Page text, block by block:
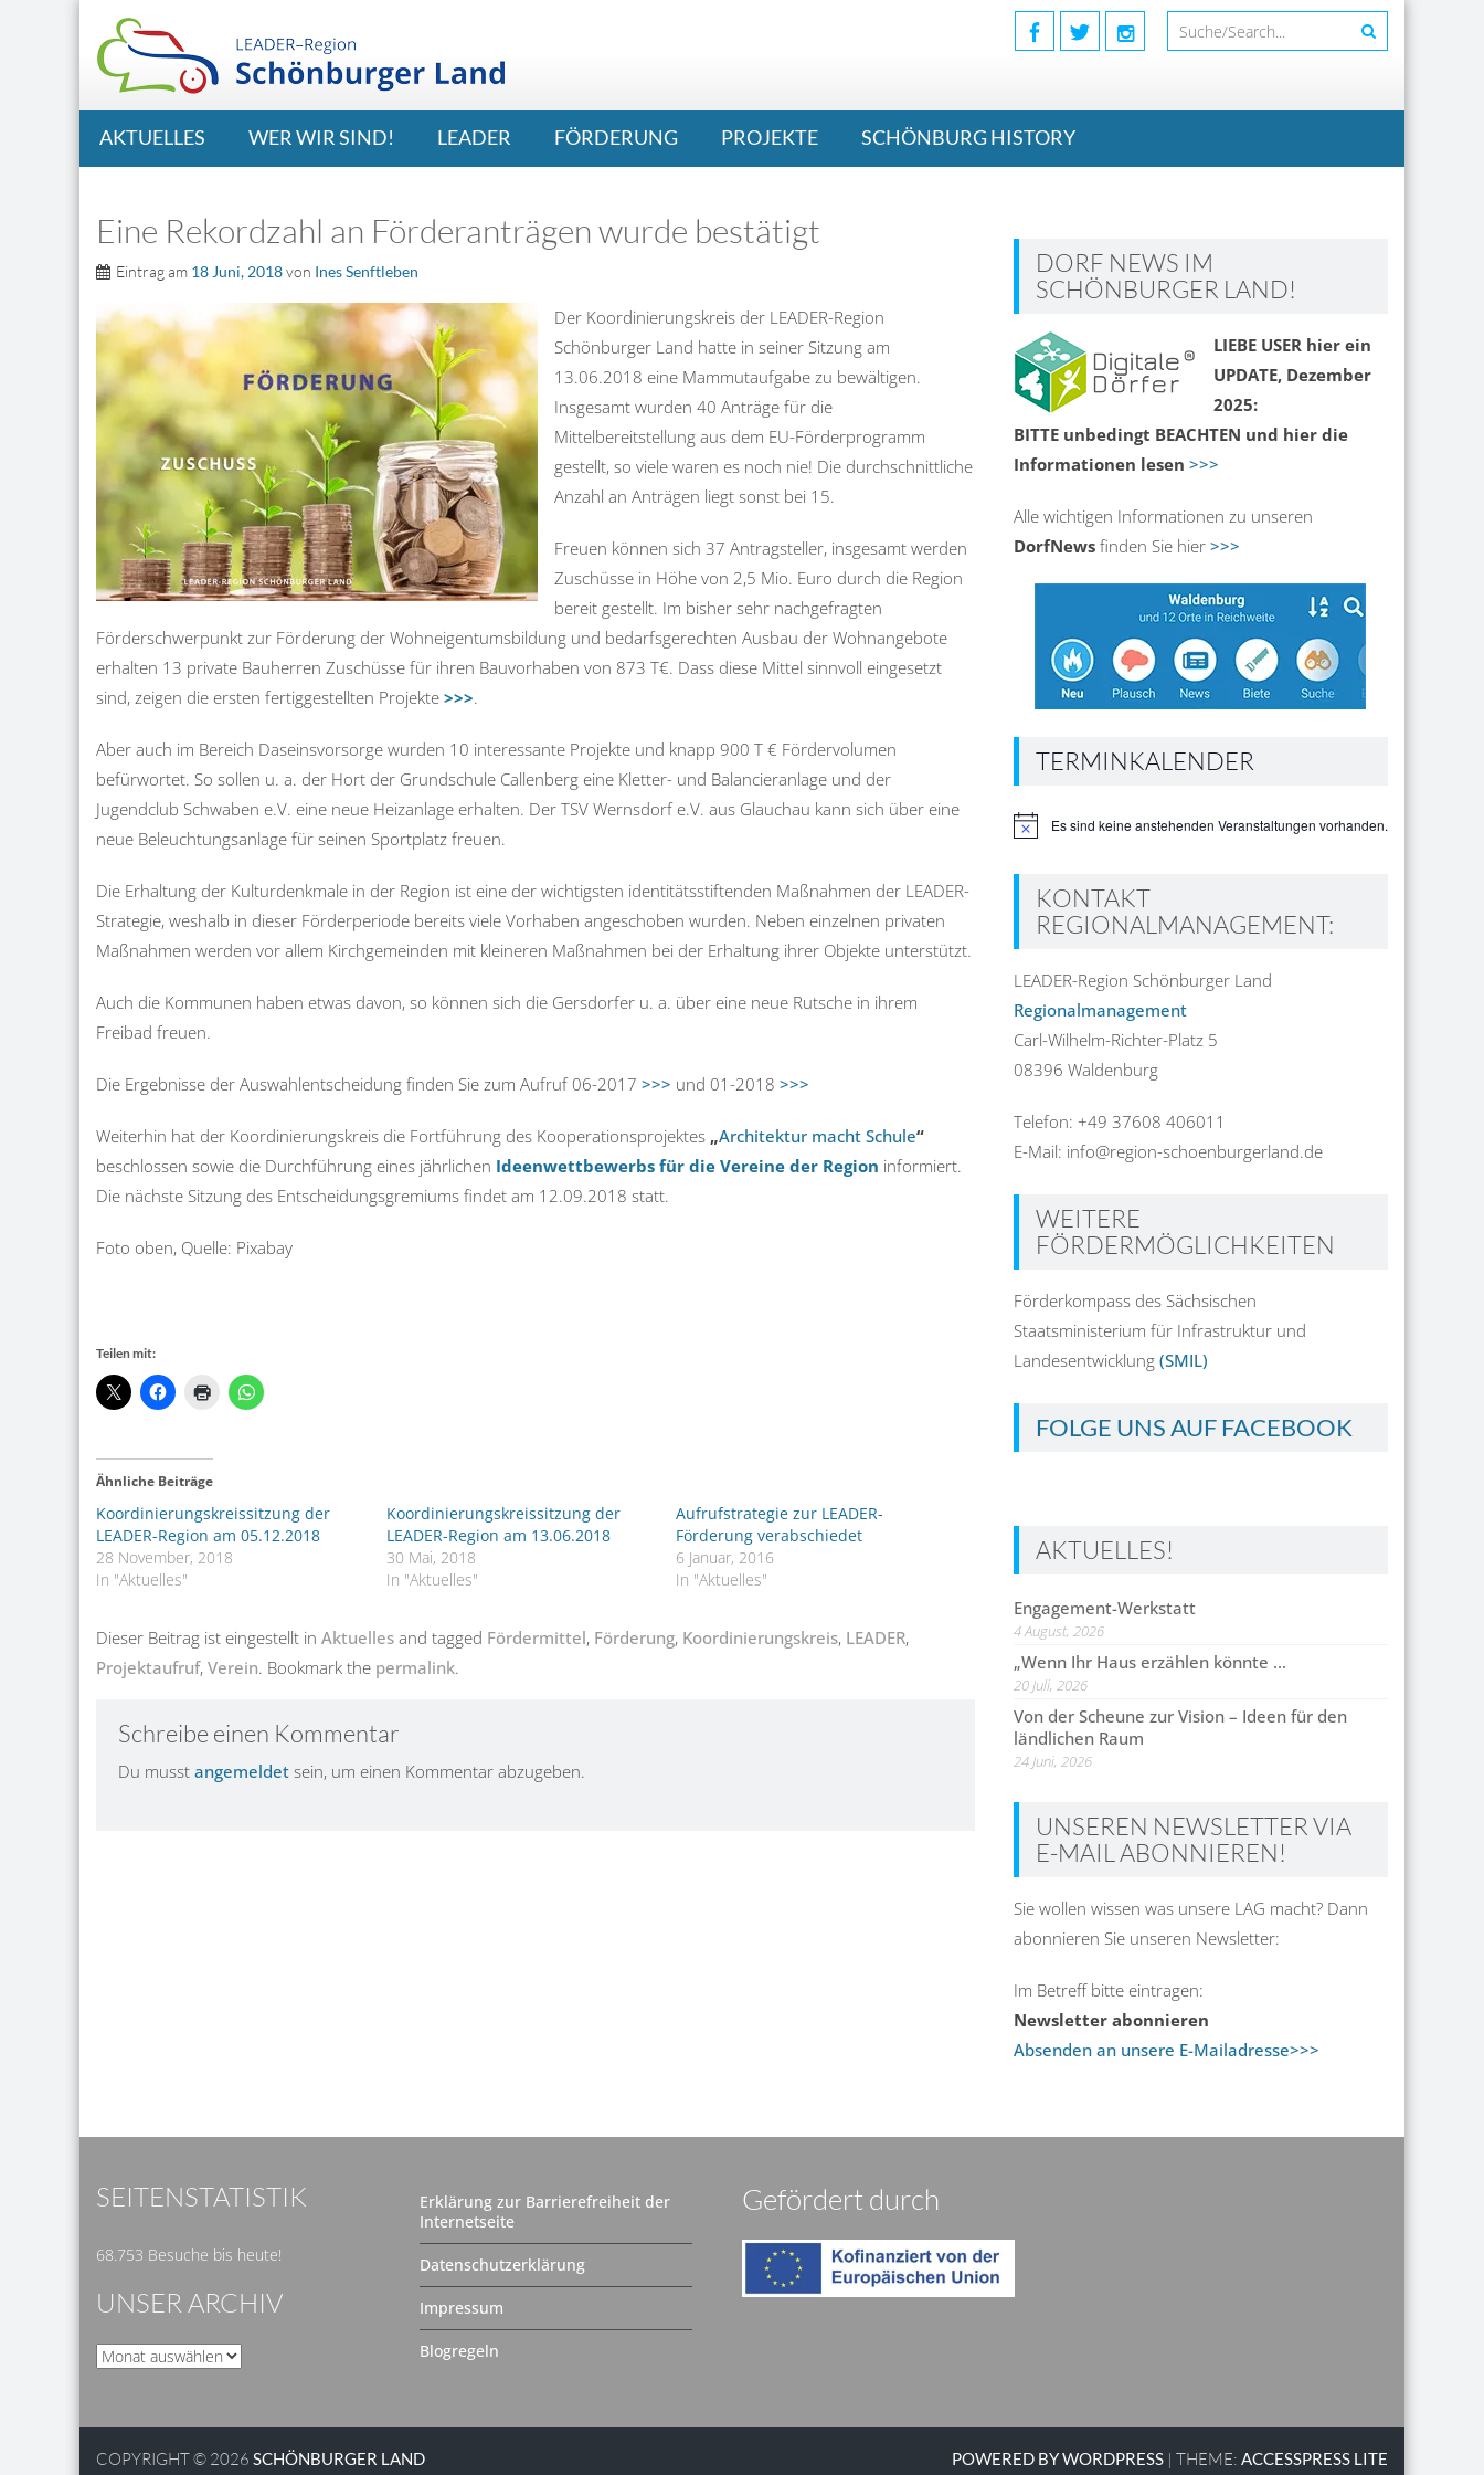
AKTUELLES WER WIR SIND! LEADER FÖRDERUNG PROJEKTE SCHÖNBURG HISTORY
Eine Rekordzahl an Förderanträgen wurde bestätigt
Eintrag am 18 Juni, 2018von Ines Senftleben
Der Koordinierungskreis der LEADER-Region
Schönburger Land hatte in seiner Sitzung am
13.06.2018 eine Mammutaufgabe zu bewältigen.
Insgesamt wurden 40 Anträge für die
Mittelbereitstellung aus dem EU-Förderprogramm
gestellt, so viele waren es noch nie! Die durchschnittliche
Anzahl an Anträgen liegt sonst bei 15.
Freuen können sich 37 Antragsteller, insgesamt werden
Zuschüsse in Höhe von 2,5 Mio. Euro durch die Region
bereit gestellt. Im bisher sehr nachgefragten
Förderschwerpunkt zur Förderung der Wohneigentumsbildung und bedarfsgerechten Ausbau der Wohnangebote
erhalten 13 private Bauherren Zuschüsse für ihren Bauvorhaben von 873 T€. Dass diese Mittel sinnvoll eingesetzt
sind, zeigen die ersten fertiggestellten Projekte >>>.
Aber auch im Bereich Daseinsvorsorge wurden 10 interessante Projekte und knapp 900 T € Fördervolumen
befürwortet. So sollen u. a. der Hort der Grundschule Callenberg eine Kletter- und Balancieranlage und der
Jugendclub Schwaben e.V. eine neue Heizanlage erhalten. Der TSV Wernsdorf e.V. aus Glauchau kann sich über eine
neue Beleuchtungsanlage für seinen Sportplatz freuen.
Die Erhaltung der Kulturdenkmale in der Region ist eine der wichtigsten identitätsstiftenden Maßnahmen der LEADER-
Strategie, weshalb in dieser Förderperiode bereits viele Vorhaben angeschoben wurden. Neben einzelnen privaten
Maßnahmen werden vor allem Kirchgemeinden mit kleineren Maßnahmen bei der Erhaltung ihrer Objekte unterstützt.
Auch die Kommunen haben etwas davon, so können sich die Gersdorfer u. a. über eine neue Rutsche in ihrem
Freibad freuen.
Die Ergebnisse der Auswahlentscheidung finden Sie zum Aufruf 06-2017 >>> und 01-2018 >>>
Weiterhin hat der Koordinierungskreis die Fortführung des Kooperationsprojektes „Architektur macht Schule“
beschlossen sowie die Durchführung eines jährlichen Ideenwettbewerbs für die Vereine der Region informiert.
Die nächste Sitzung des Entscheidungsgremiums findet am 12.09.2018 statt.
Foto oben, Quelle: Pixabay
Teilen mit:
Ähnliche Beiträge
Koordinierungskreissitzung der
LEADER-Region am 05.12.2018
28 November, 2018
In "Aktuelles"
Koordinierungskreissitzung der
LEADER-Region am 13.06.2018
30 Mai, 2018
In "Aktuelles"
Aufrufstrategie zur LEADER-
Förderung verabschiedet
6 Januar, 2016
In "Aktuelles"
Dieser Beitrag ist eingestellt in Aktuelles and tagged Fördermittel, Förderung, Koordinierungskreis, LEADER,
Projektaufruf, Verein. Bookmark the permalink.
Schreibe einen Kommentar
Du musst angemeldet sein, um einen Kommentar abzugeben.
DORF NEWS IM
SCHÖNBURGER LAND!
LIEBE USER hier ein
UPDATE, Dezember
2025:
BITTE unbedingt BEACHTEN und hier die
Informationen lesen >>>
Alle wichtigen Informationen zu unseren
DorfNewsfinden Sie hier >>>
TERMINKALENDER
HinweisEs sind keine anstehenden Veranstaltungen vorhanden.
KONTAKT
REGIONALMANAGEMENT:
LEADER-Region Schönburger Land
Regionalmanagement
Carl-Wilhelm-Richter-Platz 5
08396 Waldenburg
Telefon: +49 37608 406011
E-Mail: info@region-schoenburgerland.de
WEITERE
FÖRDERMÖGLICHKEITEN
Förderkompass des Sächsischen
Staatsministerium für Infrastruktur und
Landesentwicklung (SMIL)
FOLGE UNS AUF FACEBOOK
AKTUELLES!
Engagement-Werkstatt
4 August, 2026
„Wenn Ihr Haus erzählen könnte …
20 Juli, 2026
Von der Scheune zur Vision – Ideen für den
ländlichen Raum
24 Juni, 2026
UNSEREN NEWSLETTER VIA
E-MAIL ABONNIEREN!
Sie wollen wissen was unsere LAG macht? Dann
abonnieren Sie unseren Newsletter:
Im Betreff bitte eintragen:
Newsletter abonnieren
Absenden an unsere E-Mailadresse>>>
SEITENSTATISTIK
68.753 Besuche bis heute!
UNSER ARCHIV
Unser
Erklärung zur Barrierefreiheit der
Internetseite
Datenschutzerklärung
Impressum
Blogregeln
Gefördert durch
POWERED BY WORDPRESS | THEME: ACCESSPRESS LITE
COPYRIGHT © 2026 SCHÖNBURGER LAND